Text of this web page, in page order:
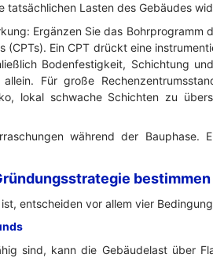
Lasten des Gebäudes
Ergänzen Sie das Bohrprogramm
(CPTs). Ein CPT drückt eine
Bodenfestigkeit, Schichtung
Für große
lokal schwache Schichten zu
während der Bauphase.
bestimmen
entscheiden vor allem vier
sind, kann die Gebäudelast über